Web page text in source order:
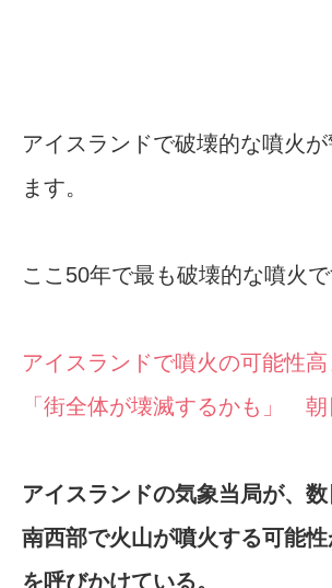
アイスランドで破壊的な噴火
ます。
ここ50年で最も破壊的な噴火で
アイスランドで噴火の可能性
「街全体が壊滅するかも」 朝
アイスランドの気象当局が、
南西部で火山が噴火する可能
を呼びかけている。